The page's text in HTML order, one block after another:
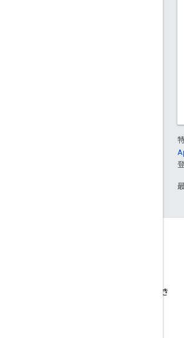
google-maps タグで質問でき